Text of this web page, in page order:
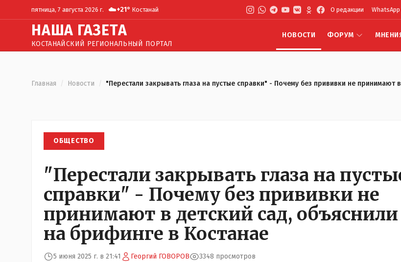
пятница, 7 августа 2026 г. ☁️+21° Костанай О редакции WhatsApp
НАША ГАЗЕТА
КОСТАНАЙСКИЙ РЕГИОНАЛЬНЫЙ ПОРТАЛ
НОВОСТИ ФОРУМ
Главная / Новости / "Перестали закрывать глаза на пустые справки" - Почему без прививки не принимают
ОБЩЕСТВО
"Перестали закрывать глаза на
справки" - Почему без прививки не
принимают в детский сад, объяснили
на брифинге в Костанае
5 июня 2025 г. в 21:41 Георгий ГОВОРОВ 3348 просмотров